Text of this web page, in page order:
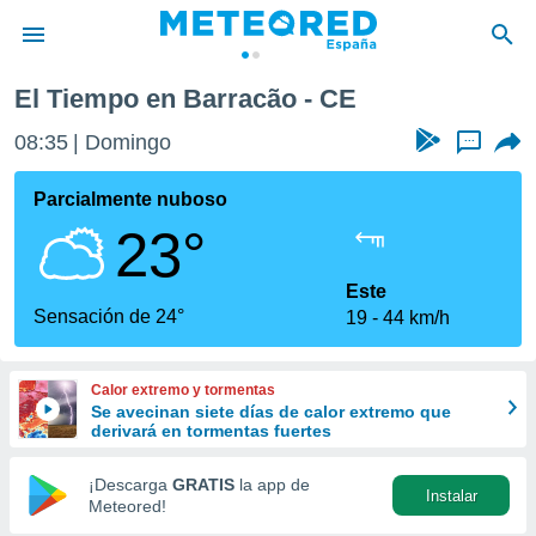
de
por
se
calidad.
a este
las
y
forma
digital
basada
El Tiempo en Barracão - CE
08:35 Domingo ...
Parcialmente nuboso
23°
Sensación de 24°
Este
19
44 km/h
Calor extremo y tormentas
Se avecinan siete días de calor extremo que
derivará en tormentas fuertes
¡Descarga GRATIS la app de
Meteored!
Instalar